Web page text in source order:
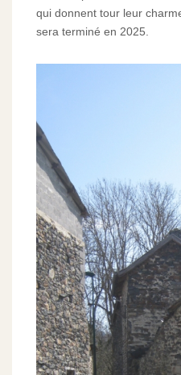
qui donnent tour leur
sera terminé en 2025.